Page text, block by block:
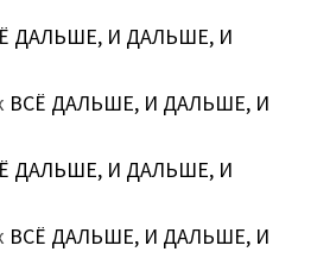
ДАЛЬШЕ, И ДАЛЬШЕ, И
ВСЁ ДАЛЬШЕ, И ДАЛЬШЕ, И
ДАЛЬШЕ, И ДАЛЬШЕ, И
ВСЁ ДАЛЬШЕ, И ДАЛЬШЕ, И